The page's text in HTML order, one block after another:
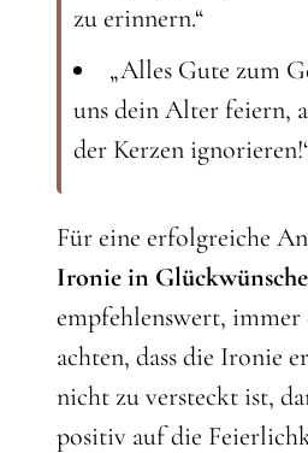
zu erinnern.“
„Alles Gute zum
uns dein Alter feiern,
der Kerzen
Für eine erfolgreiche
Ironie in
empfehlenswert, immer
achten, dass die Ironie
nicht zu versteckt ist,
positiv auf die